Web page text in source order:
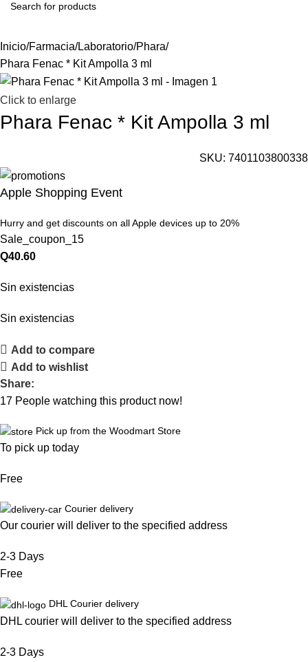
Inicio Farmacia Laboratorio Phara
Phara Fenac * Kit Ampolla 3 ml
Click to enlarge
Phara Fenac * Kit Ampolla 3 ml
SKU: 7401103800338
Apple Shopping Event
Hurry and get discounts on all Apple devices up to 20%
Sale_coupon_15
Q40.60
Sin existencias
Sin existencias
Add to compare
Add to wishlist
Share:
17 People watching this product now!
Pick up from the Woodmart Store
To pick up today
Free
Courier delivery
Our courier will deliver to the specified address
2-3 Days
Free
DHL Courier delivery
DHL courier will deliver to the specified address
2-3 Days